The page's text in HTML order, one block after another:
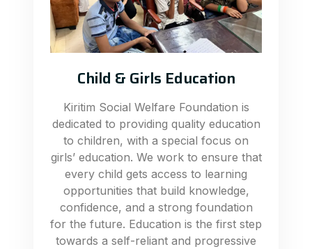
Child & Girls Education
Kiritim Social Welfare Foundation is
dedicated to providing quality education
to children, with a special focus on
girls’ education. We work to ensure that
every child gets access to learning
opportunities that build knowledge,
confidence, and a strong foundation
for the future. Education is the first step
towards a self-reliant and progressive